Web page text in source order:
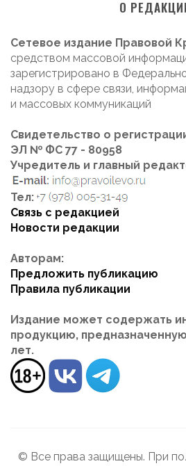
О
Сетевое издание Правовой
средством массовой
зарегистрировано в
надзору в сфере связи,
и массовых коммуникаций
Свидетельство о
ЭЛ № ФС 77 - 80958
Учредитель и главный
Тел:
Связь с редакцией
Новости редакции
Авторам:
Предложить публикацию
Правила публикации
Издание может содержать
продукцию,
лет.
© Все права защищены. При